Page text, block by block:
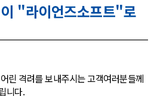
"라이언즈소프트"로
린 격려를 보내주시는 고객여러분들께
니다.